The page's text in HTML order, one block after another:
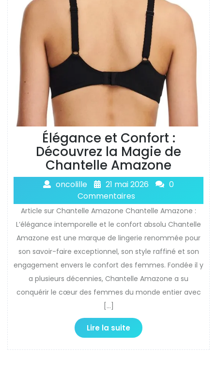
Élégance et Confort :
Découvrez la Magie de
Chantelle Amazone
oncolille 21 mai 2026
0
Commentaires
Article sur Chantelle Amazone Chantelle Amazone :
L’élégance intemporelle et le confort absolu Chantelle
Amazone est une marque de lingerie renommée pour
son savoir-faire exceptionnel, son style raffiné et son
engagement envers le confort des femmes. Fondée il y
a plusieurs décennies, Chantelle Amazone a su
conquérir le cœur des femmes du monde entier avec
[…]
Lire la suite